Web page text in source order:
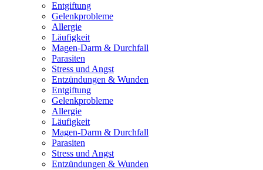
Entgiftung
Gelenkprobleme
Allergie
Läufigkeit
Magen-Darm & Durchfall
Parasiten
Stress und Angst
Entzündungen & Wunden
Entgiftung
Gelenkprobleme
Allergie
Läufigkeit
Magen-Darm & Durchfall
Parasiten
Stress und Angst
Entzündungen & Wunden